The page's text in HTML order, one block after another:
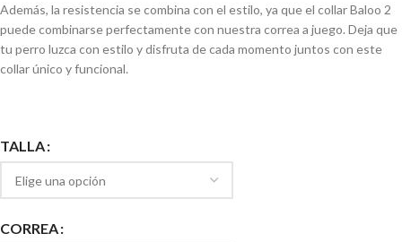
Además, la resistencia se combina con el estilo, ya que el collar Baloo 2
puede combinarse perfectamente con nuestra correa a juego. Deja que
tu perro luzca con estilo y disfruta de cada momento juntos con este
collar único y funcional.
TALLA
CORREA